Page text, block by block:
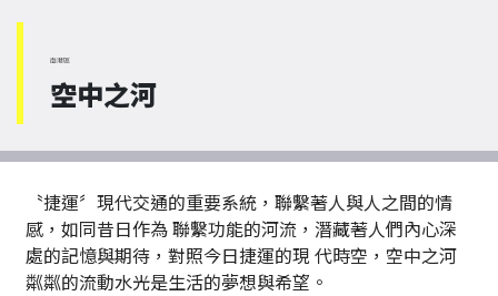
南港區
空中之河
〝捷運〞現代交通的重要系統，聯繫著人與人之間的情
感，如同昔日作為 聯繫功能的河流，潛藏著人們內心深
處的記憶與期待，對照今日捷運的現 代時空，空中之河
粼粼的流動水光是生活的夢想與希望。